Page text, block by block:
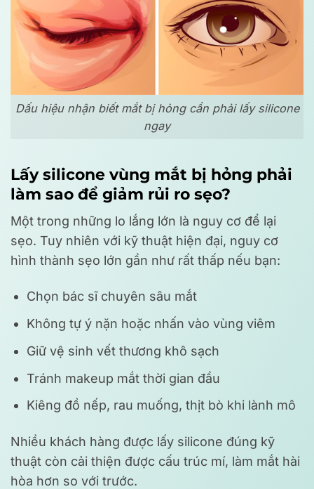
Dấu hiệu nhận biết mắt bị hỏng cần phải lấy silicone
ngay
Lấy silicone vùng mắt bị hỏng phải
làm sao để giảm rủi ro sẹo?
Một trong những lo lắng lớn là nguy cơ để lại
sẹo. Tuy nhiên với kỹ thuật hiện đại, nguy cơ
hình thành sẹo lớn gần như rất thấp nếu bạn:
Chọn bác sĩ chuyên sâu mắt
Không tự ý nặn hoặc nhấn vào vùng viêm
Giữ vệ sinh vết thương khô sạch
Tránh makeup mắt thời gian đầu
Kiêng đồ nếp, rau muống, thịt bò khi lành mô
Nhiều khách hàng được lấy silicone đúng kỹ
thuật còn cải thiện được cấu trúc mí, làm mắt hài
hòa hơn so với trước.